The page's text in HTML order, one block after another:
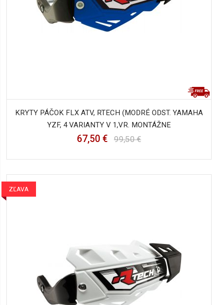
KRYTY PÁČOK FLX ATV, RTECH (MODRÉ ODST. YAMAHA
YZF, 4 VARIANTY V 1,VR. MONTÁŽNE
67,50 € 99,50 €
ZĽAVA